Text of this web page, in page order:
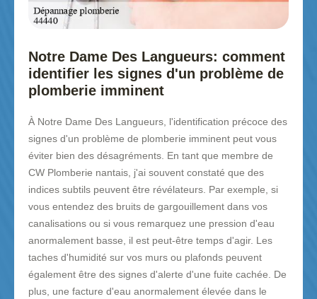
Notre Dame Des Langueurs: comment
identifier les signes d'un problème de
plomberie imminent
À Notre Dame Des Langueurs, l'identification précoce des
signes d'un problème de plomberie imminent peut vous
éviter bien des désagréments. En tant que membre de
CW Plomberie nantais, j'ai souvent constaté que des
indices subtils peuvent être révélateurs. Par exemple, si
vous entendez des bruits de gargouillement dans vos
canalisations ou si vous remarquez une pression d'eau
anormalement basse, il est peut-être temps d'agir. Les
taches d'humidité sur vos murs ou plafonds peuvent
également être des signes d'alerte d'une fuite cachée. De
plus, une facture d'eau anormalement élevée dans le